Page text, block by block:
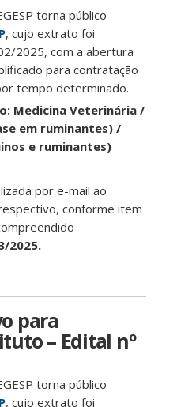
torna público
, cujo extrato foi
2025, com a abertura
para contratação
tempo determinado.
Medicina Veterinária /
em ruminantes) /
e ruminantes)
por e-mail ao
conforme item
2025.
para
– Edital nº
torna público
, cujo extrato foi